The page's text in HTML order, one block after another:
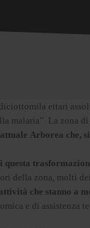
ettari
malaria”. La zona
Arborea che,
della zona, molti
che stanno a
e di assistenza